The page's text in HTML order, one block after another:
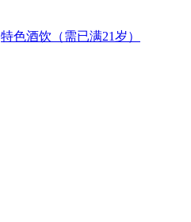
特色酒饮（需已满21岁）